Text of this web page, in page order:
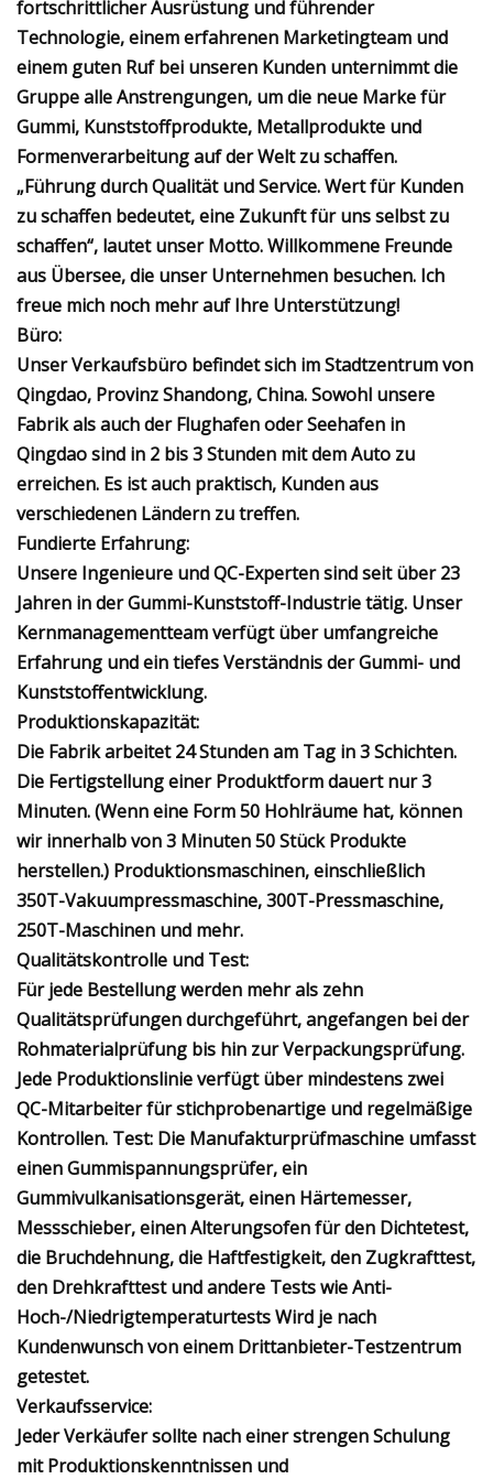
fortschrittlicher Ausrüstung und führender
Technologie, einem erfahrenen Marketingteam und
einem guten Ruf bei unseren Kunden unternimmt die
Gruppe alle Anstrengungen, um die neue Marke für
Gummi, Kunststoffprodukte, Metallprodukte und
Formenverarbeitung auf der Welt zu schaffen.
„Führung durch Qualität und Service. Wert für Kunden
zu schaffen bedeutet, eine Zukunft für uns selbst zu
schaffen“, lautet unser Motto. Willkommene Freunde
aus Übersee, die unser Unternehmen besuchen. Ich
freue mich noch mehr auf Ihre Unterstützung!
Büro:
Unser Verkaufsbüro befindet sich im Stadtzentrum von
Qingdao, Provinz Shandong, China. Sowohl unsere
Fabrik als auch der Flughafen oder Seehafen in
Qingdao sind in 2 bis 3 Stunden mit dem Auto zu
erreichen. Es ist auch praktisch, Kunden aus
verschiedenen Ländern zu treffen.
Fundierte Erfahrung:
Unsere Ingenieure und QC-Experten sind seit über 23
Jahren in der Gummi-Kunststoff-Industrie tätig. Unser
Kernmanagementteam verfügt über umfangreiche
Erfahrung und ein tiefes Verständnis der Gummi- und
Kunststoffentwicklung.
Produktionskapazität:
Die Fabrik arbeitet 24 Stunden am Tag in 3 Schichten.
Die Fertigstellung einer Produktform dauert nur 3
Minuten. (Wenn eine Form 50 Hohlräume hat, können
wir innerhalb von 3 Minuten 50 Stück Produkte
herstellen.) Produktionsmaschinen, einschließlich
350T-Vakuumpressmaschine, 300T-Pressmaschine,
250T-Maschinen und mehr.
Qualitätskontrolle und Test:
Für jede Bestellung werden mehr als zehn
Qualitätsprüfungen durchgeführt, angefangen bei der
Rohmaterialprüfung bis hin zur Verpackungsprüfung.
Jede Produktionslinie verfügt über mindestens zwei
QC-Mitarbeiter für stichprobenartige und regelmäßige
Kontrollen. Test: Die Manufakturprüfmaschine umfasst
einen Gummispannungsprüfer, ein
Gummivulkanisationsgerät, einen Härtemesser,
Messschieber, einen Alterungsofen für den Dichtetest,
die Bruchdehnung, die Haftfestigkeit, den Zugkrafttest,
den Drehkrafttest und andere Tests wie Anti-
Hoch-/Niedrigtemperaturtests Wird je nach
Kundenwunsch von einem Drittanbieter-Testzentrum
getestet.
Verkaufsservice:
Jeder Verkäufer sollte nach einer strengen Schulung
mit Produktionskenntnissen und